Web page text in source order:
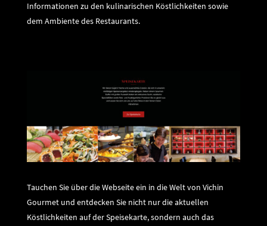
Informationen zu den kulinarischen Köstlichkeiten sowie
dem Ambiente des Restaurants.
Tauchen Sie über die Webseite ein in die Welt von Vichin
Gourmet und entdecken Sie nicht nur die aktuellen
Köstlichkeiten auf der Speisekarte, sondern auch das